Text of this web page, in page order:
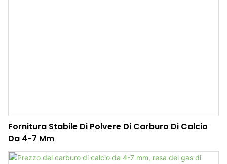
Fornitura Stabile Di Polvere Di Carburo Di Calcio
Da 4-7 Mm